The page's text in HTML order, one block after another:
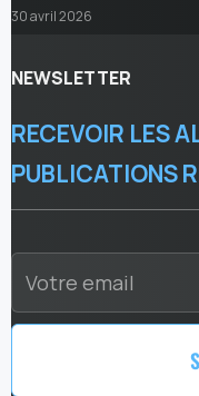
30 avril 2026
NEWSLETTER
RECEVOIR LES
PUBLICATIONS